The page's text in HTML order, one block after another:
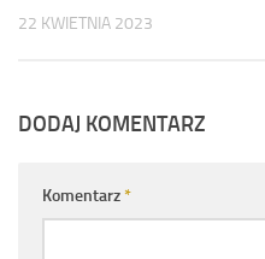
22 KWIETNIA 2023
DODAJ KOMENTARZ
Komentarz*